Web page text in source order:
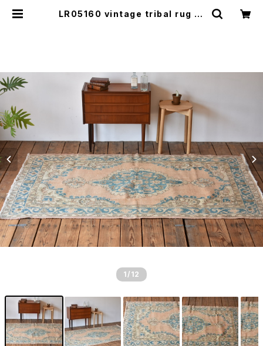
LR05160 vintage tribal rug | l
1 /12